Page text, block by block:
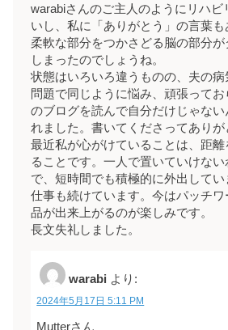
warabiさんのご主人のようにリハビ
いし、私に「ありがとう」の言葉
柔軟な部分をつかさどる脳の部分が
しまったのでしょうね。
状態はいろいろ違うものの、夫の病
問題で同じように悩み、頑張って
のブログを読んで自分だけじゃな
れました。書いてくださってありが
最近私が心がけていることは、距離
ることです。一人で置いていけな
で、短時間でも積極的に外出して
仕事も続けています。今はパッチ
品が出来上がるのが楽しみです。
長文失礼しました。
warabi より:
2024年5月17日 5:11 PM
Mutterさん